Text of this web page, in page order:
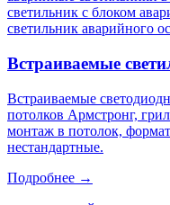
светильник с блоком
светильник аварийного
Встраиваемые
Встраиваемые
потолков Армстронг,
монтаж в потолок,
нестандартные.
Подробнее →